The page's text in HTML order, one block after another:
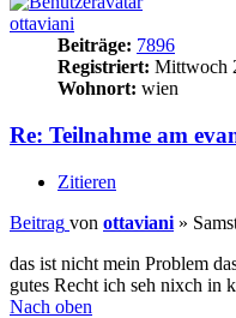
ottaviani
Beiträge: 7896
Registriert: Mittwoch
Wohnort: wien
Re: Teilnahme am
Zitieren
Beitrag von ottaviani »
das ist nicht mein Problem
gutes Recht ich seh nixch in
Nach oben